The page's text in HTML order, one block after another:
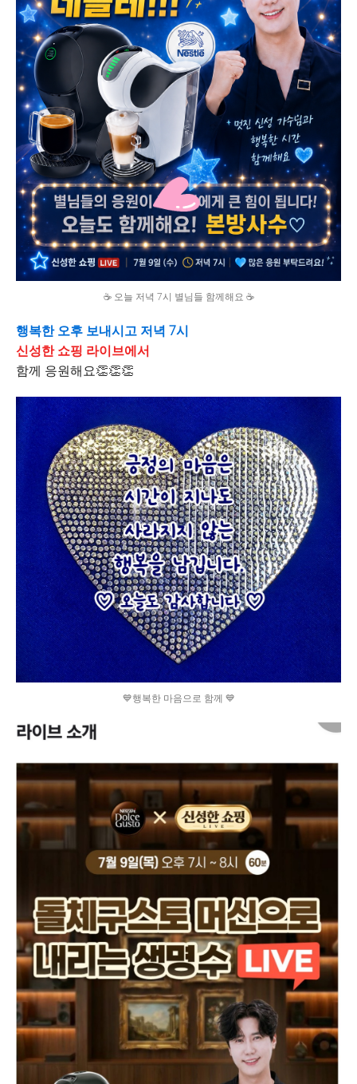
☕️ 오늘 저녁 7시 별님들 함께해요 ☕️
행복한 오후 보내시고 저녁 7시
신성한 쇼핑 라이브에서
함께 응원해요👏👏👏
💙행복한 마음으로 함께 💙